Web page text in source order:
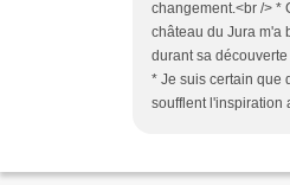
changement.<br /> *
château du Jura m'a
durant sa
* Je suis certain que
soufflent l'inspiration